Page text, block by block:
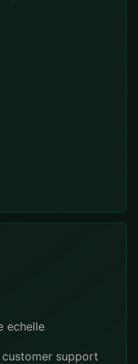
echelle
support